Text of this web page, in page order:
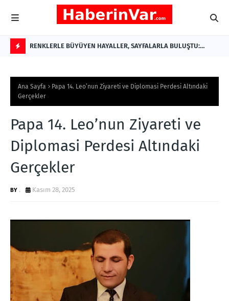
L
S
H
RENKLERLE BÜYÜYEN HAYALLER, SAYFALARLA BULUŞTU:
Ana Sayfa
Papa 14. Leo’nun Ziyareti ve Diplomasi Perdesi Altındaki
Gerçekler
Papa 14. Leo’nun Ziyareti ve
Diplomasi Perdesi Altındaki
Gerçekler
. Kasım 28, 2025